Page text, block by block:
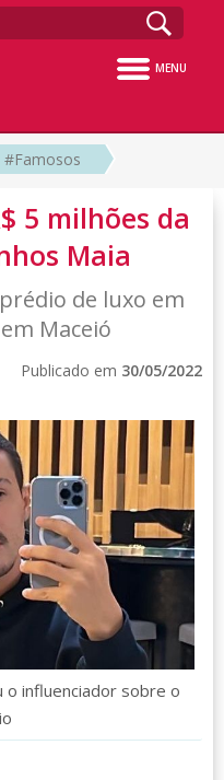
MENU
#Famosos
5 milhões da
Maia
de luxo em
Maceió
Publicado em 30/05/2022
influenciador sobre o